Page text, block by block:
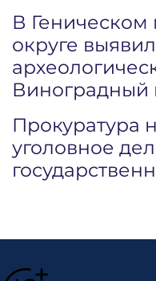
В
округе
Виноградный
Прокуратура
уголовное